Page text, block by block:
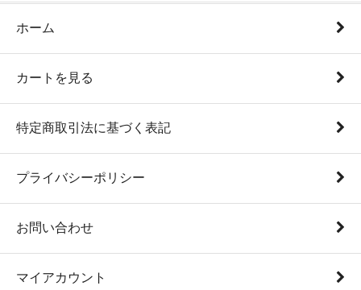
ホーム
カートを見る
特定商取引法に基づく表記
プライバシーポリシー
お問い合わせ
マイアカウント